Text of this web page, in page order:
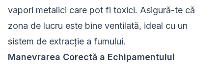
vapori metalici care pot fi toxici. Asigură-te că
zona de lucru este bine ventilată, ideal cu un
sistem de extracție a fumului.
Manevrarea Corectă a Echipamentului